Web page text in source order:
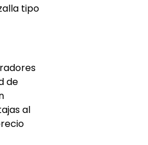
tipo
de
al